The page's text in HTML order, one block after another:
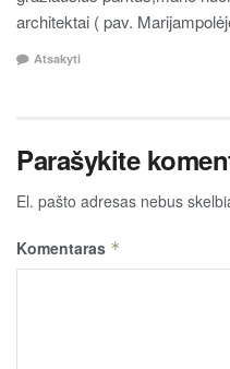
architektai ( pav.
Atsakyti
Parašykite
El. pašto adresas nebus
Komentaras *